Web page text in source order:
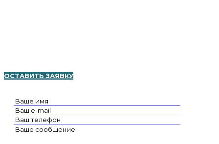
ОСТАВИТЬ ЗАЯВКУ